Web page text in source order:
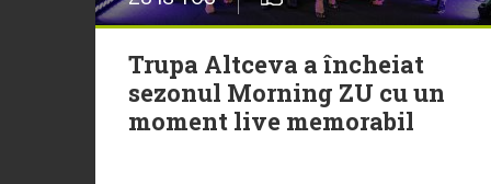
Trupa Altceva a încheiat
sezonul Morning ZU cu un
moment live memorabil